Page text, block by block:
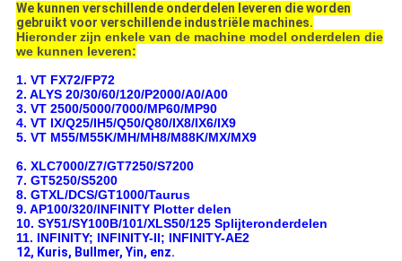
We kunnen verschillende onderdelen leveren die worden
gebruikt voor verschillende industriële machines.
Hieronder zijn enkele van de machine model onderdelen die
we kunnen leveren:
1. VT FX72/FP72
2. ALYS 20/30/60/120/P2000/A0/A00
3. VT 2500/5000/7000/MP60/MP90
4. VT IX/Q25/IH5/Q50/Q80/IX8/IX6/IX9
5. VT M55/M55K/MH/MH8/M88K/MX/MX9
6. XLC7000/Z7/GT7250/S7200
7. GT5250/S5200
8. GTXL/DCS/GT1000/Taurus
9. AP100/320/INFINITY Plotter delen
10. SY51/SY100B/101/XLS50/125 Splijteronderdelen
11. INFINITY; INFINITY-II; INFINITY-AE2
12, Kuris, Bullmer, Yin, enz.